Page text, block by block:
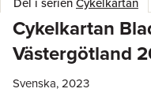
Cykelkartan
Västergötland
Svenska, 2023